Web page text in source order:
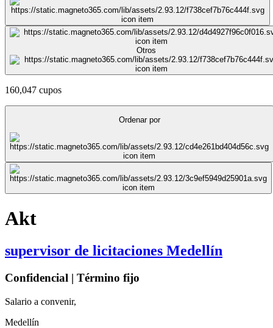
Otros
160,047 cupos
Ordenar por
Akt
supervisor de licitaciones Medellín
Confidencial | Término fijo
Salario a convenir,
Medellín